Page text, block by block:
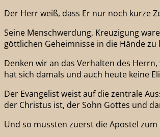
Der Herr weiß, dass Er nur noch kurze
Seine Menschwerdung, Kreuzigung
göttlichen Geheimnisse in die Hände
Denken wir an das Verhalten des
hat sich damals und auch heute keine
Der Evangelist weist auf die zentrale
der Christus ist, der Sohn Gottes und
Und so mussten zuerst die Apostel